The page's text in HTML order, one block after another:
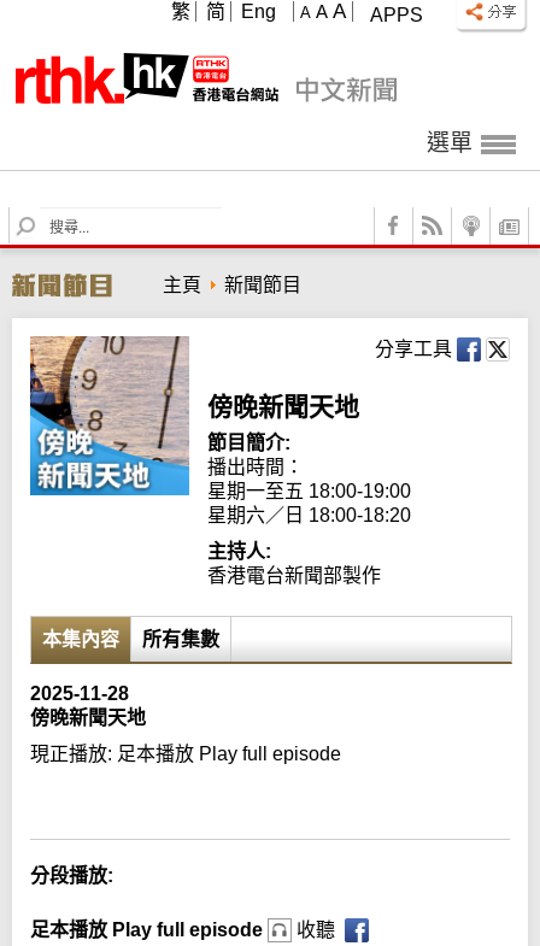
APPS
A A A
繁 简 Eng
選單
S
e
r
c
h
主頁 新聞節目
分享工具
傍晚新聞天地
節目簡介:
播出時間：
星期一至五 18:00-19:00
星期六／日 18:00-18:20
主持人:
香港電台新聞部製作
本集內容 所有集數
2025-11-28
傍晚新聞天地
現正播放: 足本播放 Play full episode
分段播放:
足本播放 Play full episode 收聽